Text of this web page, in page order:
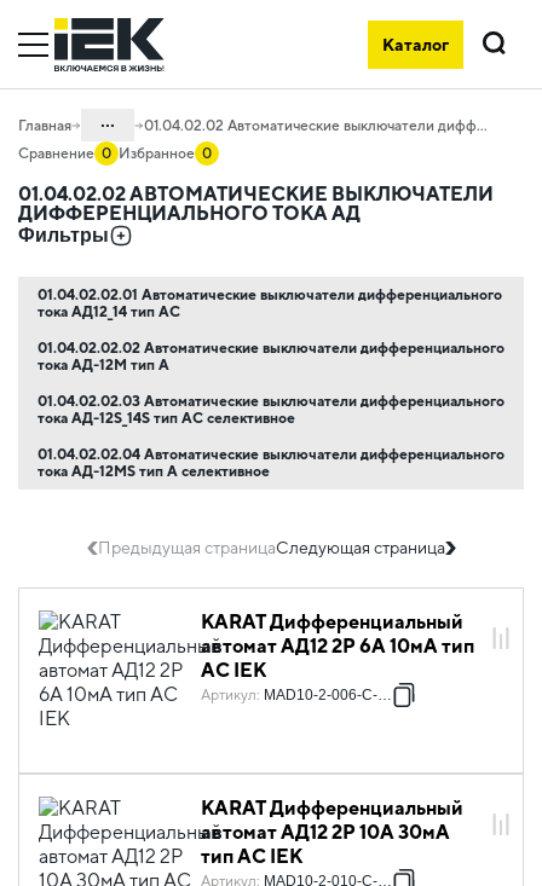
Каталог
Поиск
Главная ...
Каталог
01. Модульное оборудование
01.04.02 Устройства
дифференциальной защиты KARAT
01.04.02.02 Автоматические выключатели дифференциального тока АД
Сравнение 0 Избранное 0
01.04.02.02 АВТОМАТИЧЕСКИЕ ВЫКЛЮЧАТЕЛИ
ДИФФЕРЕНЦИАЛЬНОГО ТОКА АД
Фильтры
01.04.02.02.01 Автоматические выключатели дифференциального
тока АД12_14 тип AC
01.04.02.02.02 Автоматические выключатели дифференциального
тока АД-12M тип A
01.04.02.02.03 Автоматические выключатели дифференциального
тока АД-12S_14S тип AC селективное
01.04.02.02.04 Автоматические выключатели дифференциального
тока АД-12MS тип A селективное
Предыдущая страницаСледующая страница
KARAT Дифференциальный
автомат АД12 2P 6А 10мА тип
AC IEK
Артикул: MAD10-2-006-C-010
KARAT Дифференциальный
автомат АД12 2P 10А 30мА
тип AC IEK
Артикул: MAD10-2-010-C-030